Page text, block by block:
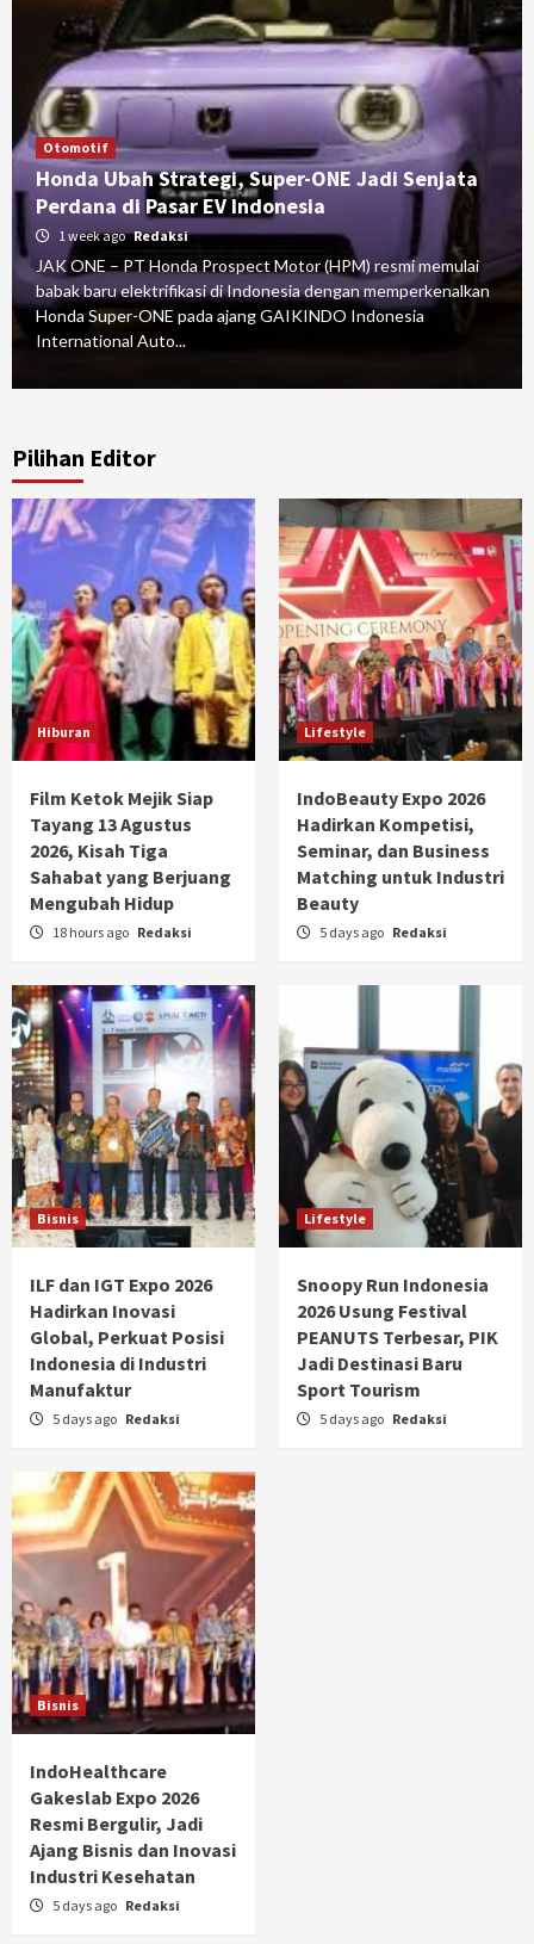
Otomotif
Honda Ubah Strategi, Super-ONE Jadi Senjata
Perdana di Pasar EV Indonesia
1 week ago Redaksi
JAK ONE – PT Honda Prospect Motor (HPM) resmi memulai
babak baru elektrifikasi di Indonesia dengan memperkenalkan
Honda Super-ONE pada ajang GAIKINDO Indonesia
International Auto...
Pilihan Editor
Hiburan
Film Ketok Mejik Siap
Tayang 13 Agustus
2026, Kisah Tiga
Sahabat yang Berjuang
Mengubah Hidup
18 hours ago Redaksi
Lifestyle
IndoBeauty Expo 2026
Hadirkan Kompetisi,
Seminar, dan Business
Matching untuk Industri
Beauty
5 days ago Redaksi
Bisnis
ILF dan IGT Expo 2026
Hadirkan Inovasi
Global, Perkuat Posisi
Indonesia di Industri
Manufaktur
5 days ago Redaksi
Lifestyle
Snoopy Run Indonesia
2026 Usung Festival
PEANUTS Terbesar, PIK
Jadi Destinasi Baru
Sport Tourism
5 days ago Redaksi
Bisnis
IndoHealthcare
Gakeslab Expo 2026
Resmi Bergulir, Jadi
Ajang Bisnis dan Inovasi
Industri Kesehatan
5 days ago Redaksi